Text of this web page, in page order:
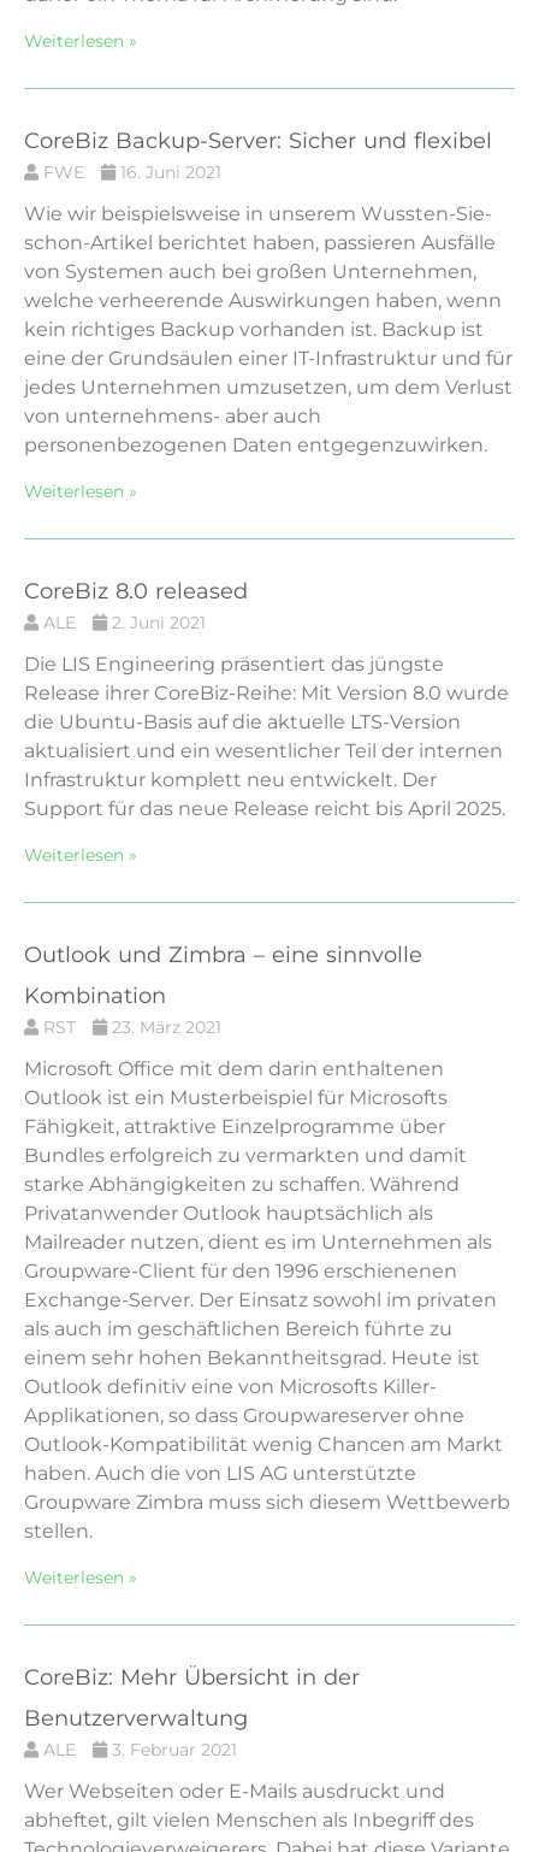
Weiterlesen »
CoreBiz Backup-Server: Sicher und flexibel
FWE 16. Juni 2021
Wie wir beispielsweise in unserem Wussten-Sie-
schon-Artikel berichtet haben, passieren Ausfälle
von Systemen auch bei großen Unternehmen,
welche verheerende Auswirkungen haben, wenn
kein richtiges Backup vorhanden ist. Backup ist
eine der Grundsäulen einer IT-Infrastruktur und für
jedes Unternehmen umzusetzen, um dem Verlust
von unternehmens- aber auch
personenbezogenen Daten entgegenzuwirken.
Weiterlesen »
CoreBiz 8.0 released
ALE 2. Juni 2021
Die LIS Engineering präsentiert das jüngste
Release ihrer CoreBiz-Reihe: Mit Version 8.0 wurde
die Ubuntu-Basis auf die aktuelle LTS-Version
aktualisiert und ein wesentlicher Teil der internen
Infrastruktur komplett neu entwickelt. Der
Support für das neue Release reicht bis April 2025.
Weiterlesen »
Outlook und Zimbra – eine sinnvolle
Kombination
RST 23. März 2021
Microsoft Office mit dem darin enthaltenen
Outlook ist ein Musterbeispiel für Microsofts
Fähigkeit, attraktive Einzelprogramme über
Bundles erfolgreich zu vermarkten und damit
starke Abhängigkeiten zu schaffen. Während
Privatanwender Outlook hauptsächlich als
Mailreader nutzen, dient es im Unternehmen als
Groupware-Client für den 1996 erschienenen
Exchange-Server. Der Einsatz sowohl im privaten
als auch im geschäftlichen Bereich führte zu
einem sehr hohen Bekanntheitsgrad. Heute ist
Outlook definitiv eine von Microsofts Killer-
Applikationen, so dass Groupware­server ohne
Outlook-Kompatibilität wenig Chancen am Markt
haben. Auch die von LIS AG unterstützte
Groupware Zimbra muss sich diesem Wettbewerb
stellen.
Weiterlesen »
CoreBiz: Mehr Übersicht in der
Benutzerverwaltung
ALE 3. Februar 2021
Wer Webseiten oder E-Mails ausdruckt und
abheftet, gilt vielen Menschen als Inbegriff des